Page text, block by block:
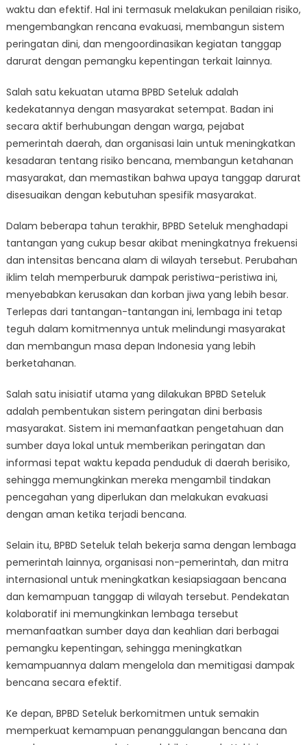
waktu dan efektif. Hal ini termasuk melakukan penilaian risiko,
mengembangkan rencana evakuasi, membangun sistem
peringatan dini, dan mengoordinasikan kegiatan tanggap
darurat dengan pemangku kepentingan terkait lainnya.
Salah satu kekuatan utama BPBD Seteluk adalah
kedekatannya dengan masyarakat setempat. Badan ini
secara aktif berhubungan dengan warga, pejabat
pemerintah daerah, dan organisasi lain untuk meningkatkan
kesadaran tentang risiko bencana, membangun ketahanan
masyarakat, dan memastikan bahwa upaya tanggap darurat
disesuaikan dengan kebutuhan spesifik masyarakat.
Dalam beberapa tahun terakhir, BPBD Seteluk menghadapi
tantangan yang cukup besar akibat meningkatnya frekuensi
dan intensitas bencana alam di wilayah tersebut. Perubahan
iklim telah memperburuk dampak peristiwa-peristiwa ini,
menyebabkan kerusakan dan korban jiwa yang lebih besar.
Terlepas dari tantangan-tantangan ini, lembaga ini tetap
teguh dalam komitmennya untuk melindungi masyarakat
dan membangun masa depan Indonesia yang lebih
berketahanan.
Salah satu inisiatif utama yang dilakukan BPBD Seteluk
adalah pembentukan sistem peringatan dini berbasis
masyarakat. Sistem ini memanfaatkan pengetahuan dan
sumber daya lokal untuk memberikan peringatan dan
informasi tepat waktu kepada penduduk di daerah berisiko,
sehingga memungkinkan mereka mengambil tindakan
pencegahan yang diperlukan dan melakukan evakuasi
dengan aman ketika terjadi bencana.
Selain itu, BPBD Seteluk telah bekerja sama dengan lembaga
pemerintah lainnya, organisasi non-pemerintah, dan mitra
internasional untuk meningkatkan kesiapsiagaan bencana
dan kemampuan tanggap di wilayah tersebut. Pendekatan
kolaboratif ini memungkinkan lembaga tersebut
memanfaatkan sumber daya dan keahlian dari berbagai
pemangku kepentingan, sehingga meningkatkan
kemampuannya dalam mengelola dan memitigasi dampak
bencana secara efektif.
Ke depan, BPBD Seteluk berkomitmen untuk semakin
memperkuat kemampuan penanggulangan bencana dan